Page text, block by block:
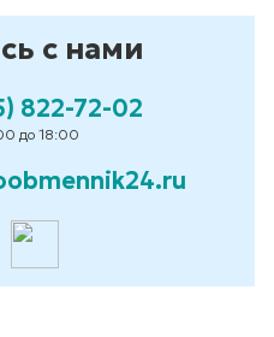
с нами
822-72-02
до 18:00